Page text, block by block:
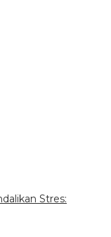
Stres: